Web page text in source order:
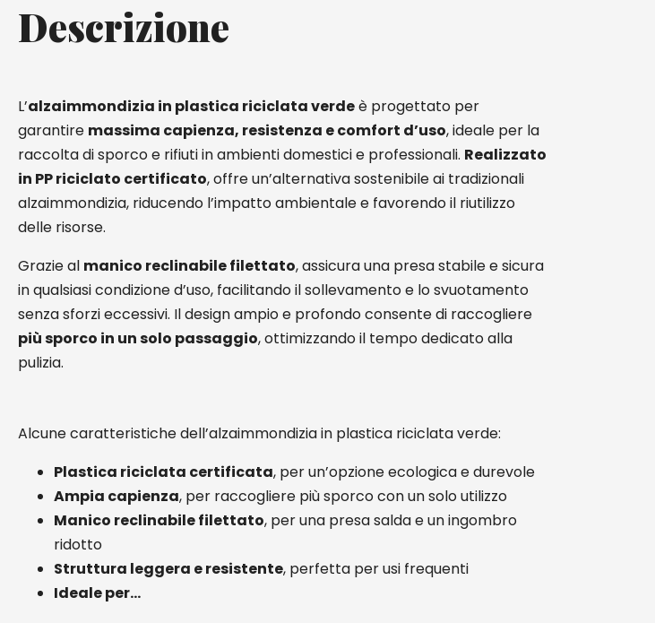
Descrizione
L’alzaimmondizia in plastica riciclata verdeè progettato per
garantire massima capienza, resistenza e comfort d’uso, ideale per la
raccolta di sporco e rifiuti in ambienti domestici e professionali. Realizzato
in PP riciclato certificato, offre un’alternativa sostenibile ai tradizionali
alzaimmondizia, riducendo l’impatto ambientale e favorendo il riutilizzo
delle risorse.
Grazie al manico reclinabile filettato, assicura una presa stabile e sicura
in qualsiasi condizione d’uso, facilitando il sollevamento e lo svuotamento
senza sforzi eccessivi. Il design ampio e profondo consente di raccogliere
più sporco in un solo passaggio, ottimizzando il tempo dedicato alla
pulizia.
Alcune caratteristiche dell’alzaimmondizia in plastica riciclata verde:
Plastica riciclata certificata, per un’opzione ecologica e durevole
Ampia capienza, per raccogliere più sporco con un solo utilizzo
Manico reclinabile filettato, per una presa salda e un ingombro
ridotto
Struttura leggera e resistente, perfetta per usi frequenti
Ideale per…